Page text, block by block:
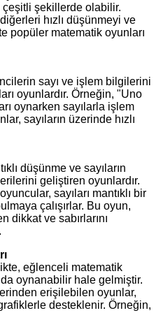
çeşitli şekillerde olabilir.
hızlı düşünmeyi ve
popüler matematik oyunları
sayı ve işlem bilgilerini
oyunlardır. Örneğin, "Uno
oynarken sayılarla işlem
sayıların üzerinde hızlı
düşünme ve sayıların
geliştiren oyunlardır.
sayıları mantıklı bir
çalışırlar. Bu oyun,
dikkat ve sabırlarını
eğlenceli matematik
oynanabilir hale gelmiştir.
erişilebilen oyunlar,
desteklenir. Örneğin,